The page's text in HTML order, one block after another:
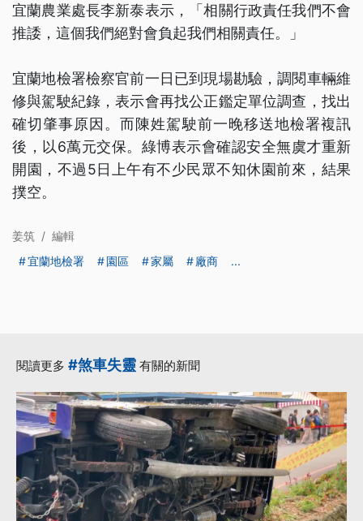
宜蘭農業處長李新泰表示，「相關行政責任我們不會
推諉，這個我們絕對會負起我們相關責任。」
宜蘭地檢署檢察官前一日已到現場勘驗，調閱車輛維
修與駕駛紀錄，表示會再找公正鑑定單位調查，找出
確切肇事原因。而陳姓駕駛前一晚移送地檢署複訊
後，以6萬元交保。綠博表示會確認安全無虞才重新
開園，不過5日上午有不少民眾不知休園前來，結果
撲空。
姜筑 / 編輯
宜蘭地檢署
園區 家屬 廠商 ...
閱讀更多 #煞車失靈 有關的新聞